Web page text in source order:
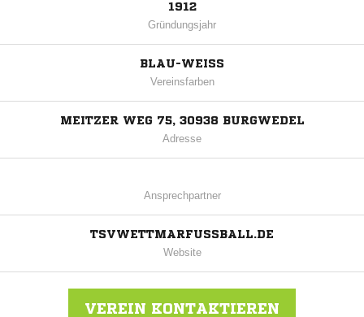
1912
Gründungsjahr
BLAU-WEISS
Vereinsfarben
MEITZER WEG 75, 30938 BURGWEDEL
Adresse
Ansprechpartner
TSVWETTMARFUSSBALL.DE
Website
VEREIN KONTAKTIEREN